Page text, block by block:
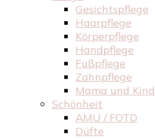
Gesichtspflege
Haarpflege
Körperpflege
Handpflege
Fußpflege
Zahnpflege
Mama und
Schönheit
AMU / FOTD
Düfte